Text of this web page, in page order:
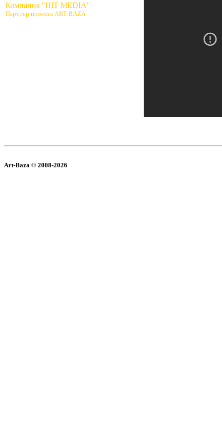
Компания "HIT MEDIA"
Партнер проекта ART-BAZA
Art-Baza © 2008-2026